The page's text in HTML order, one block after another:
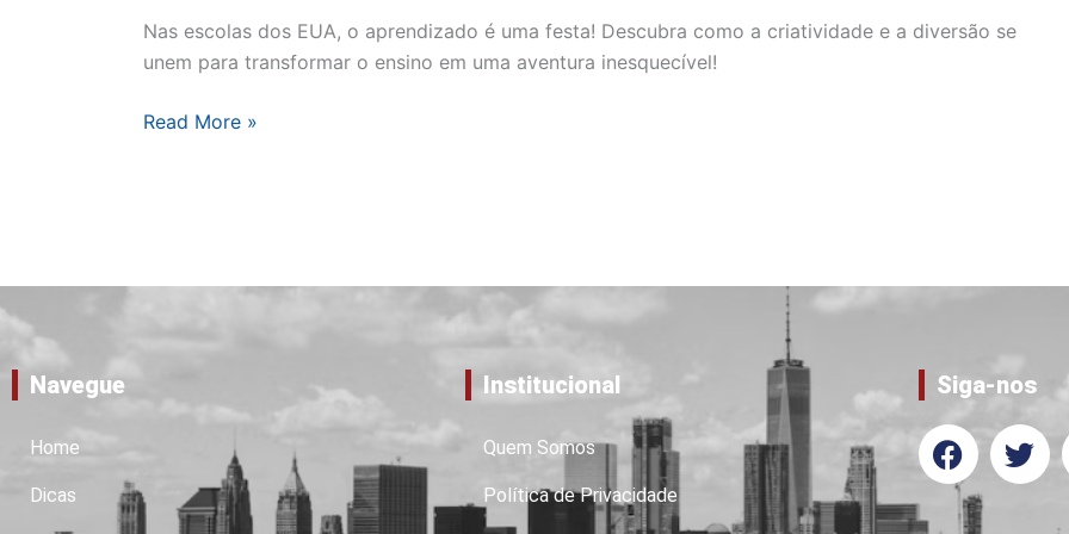
Nas escolas dos EUA, o aprendizado é uma festa! Descubra como a criatividade e a diversão se
unem para transformar o ensino em uma aventura inesquecível!
Read More »
Navegue
Home
Dicas
Institucional
Quem Somos
Política de Privacidade
Siga-nos
F
a
c
e
T
w